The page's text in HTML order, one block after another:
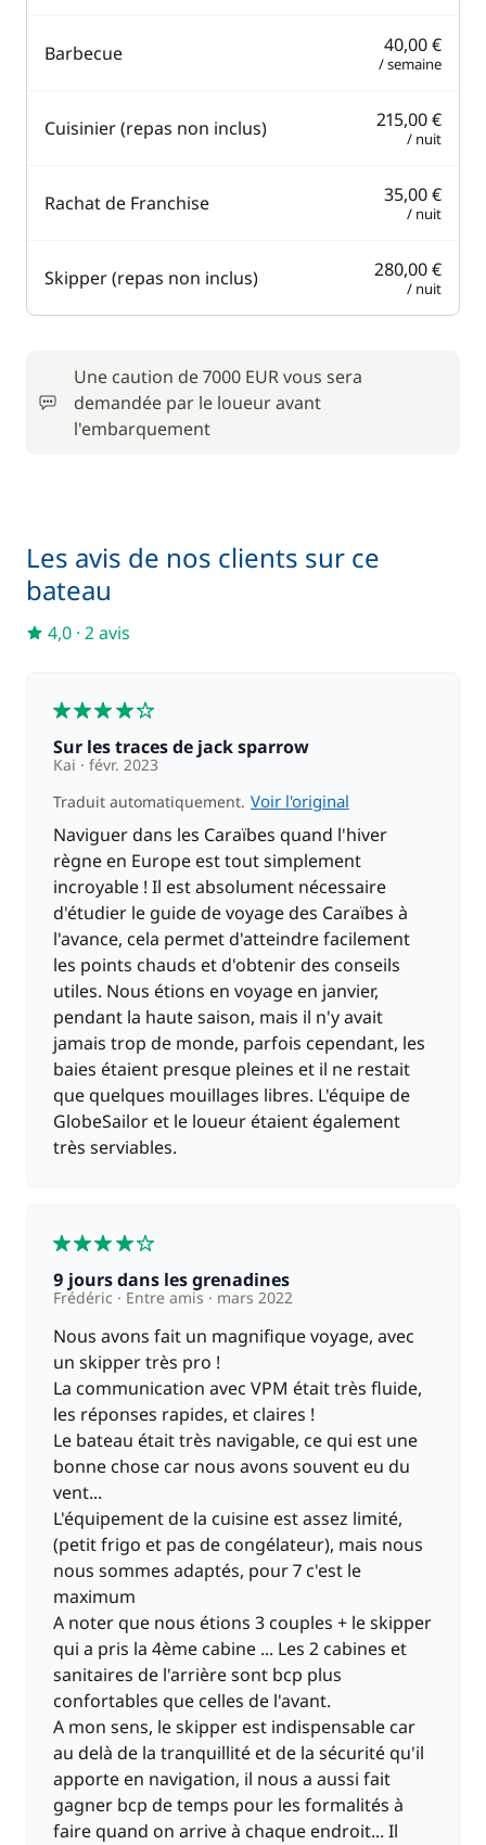
Barbecue 40,00 €
/ semaine
Cuisinier (repas non inclus) 215,00 €
/ nuit
Rachat de Franchise 35,00 €
/ nuit
Skipper (repas non inclus) 280,00 €
/ nuit
Une caution de 7000 EUR vous sera
demandée par le loueur avant
l'embarquement
Les avis de nos clients sur ce
bateau
4,0 · 2 avis
Sur les traces de jack sparrow
Kai
févr. 2023
Traduit automatiquement. Voir l'original
Naviguer dans les Caraïbes quand l'hiver
règne en Europe est tout simplement
incroyable ! Il est absolument nécessaire
d'étudier le guide de voyage des Caraïbes à
l'avance, cela permet d'atteindre facilement
les points chauds et d'obtenir des conseils
utiles. Nous étions en voyage en janvier,
pendant la haute saison, mais il n'y avait
jamais trop de monde, parfois cependant, les
baies étaient presque pleines et il ne restait
que quelques mouillages libres. L'équipe de
GlobeSailor et le loueur étaient également
très serviables.
9 jours dans les grenadines
Frédéric Entre amis mars 2022
Nous avons fait un magnifique voyage, avec
un skipper très pro !
La communication avec VPM était très fluide,
les réponses rapides, et claires !
Le bateau était très navigable, ce qui est une
bonne chose car nous avons souvent eu du
vent...
L'équipement de la cuisine est assez limité,
(petit frigo et pas de congélateur), mais nous
nous sommes adaptés, pour 7 c'est le
maximum
A noter que nous étions 3 couples + le skipper
qui a pris la 4ème cabine ... Les 2 cabines et
sanitaires de l'arrière sont bcp plus
confortables que celles de l'avant.
A mon sens, le skipper est indispensable car
au delà de la tranquillité et de la sécurité qu'il
apporte en navigation, il nous a aussi fait
gagner bcp de temps pour les formalités à
faire quand on arrive à chaque endroit... Il